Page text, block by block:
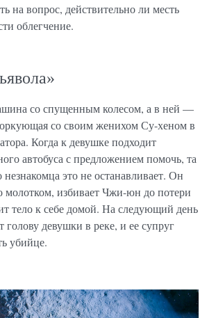
на вопрос, действительно ли месть
облегчение.
со спущенным колесом, а в ней —
со своим женихом Су-хеном в
Когда к девушке подходит
автобуса с предложением помочь, та
незнакомца это не останавливает. Он
молотком, избивает Чжи-юн до потери
тело к себе домой. На следующий день
голову девушки в реке, и ее супруг
убийце.